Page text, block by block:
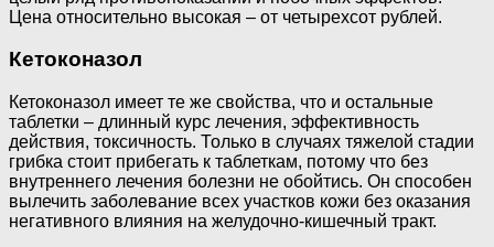
Цена относительно высокая – от четырехсот рублей.
Кетоконазол
Кетоконазол имеет те же свойства, что и остальные
таблетки – длинный курс лечения, эффективность
действия, токсичность. Только в случаях тяжелой стадии
грибка стоит прибегать к таблеткам, потому что без
внутреннего лечения болезни не обойтись. Он способен
вылечить заболевание всех участков кожи без оказания
негативного влияния на желудочно-кишечный тракт.